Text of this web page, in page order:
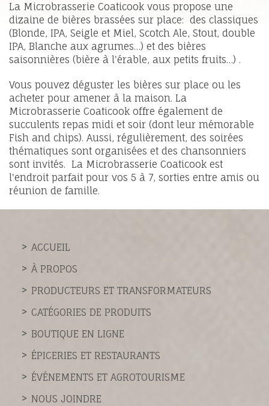
La Microbrasserie Coaticook vous propose une
dizaine de bières brassées sur place: des classiques
(Blonde, IPA, Seigle et Miel, Scotch Ale, Stout, double
IPA, Blanche aux agrumes…) et des bières
saisonnières (bière à l'érable, aux petits fruits…) .
Vous pouvez déguster les bières sur place ou les
acheter pour amener à la maison. La
Microbrasserie Coaticook offre également de
succulents repas midi et soir (dont leur mémorable
Fish and chips). Aussi, régulièrement, des soirées
thématiques sont organisées et des chansonniers
sont invités. La Microbrasserie Coaticook est
l'endroit parfait pour vos 5 à 7, sorties entre amis ou
réunion de famille.
ACCUEIL
À PROPOS
PRODUCTEURS ET TRANSFORMATEURS
CATÉGORIES DE PRODUITS
BOUTIQUE EN LIGNE
ÉPICERIES ET RESTAURANTS
ÉVÉNEMENTS ET AGROTOURISME
NOUS JOINDRE